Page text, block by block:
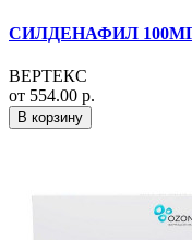
СИЛДЕНАФИЛ
ВЕРТЕКС
от 554.00 р.
В корзину